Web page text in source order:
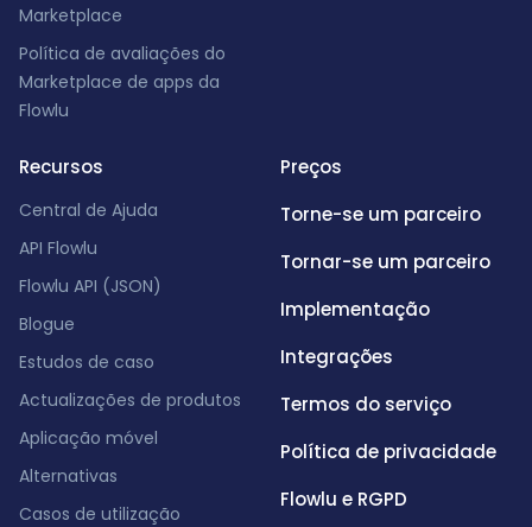
Marketplace
Política de avaliações do
Marketplace de apps da
Flowlu
Recursos
Central de Ajuda
API Flowlu
Flowlu API (JSON)
Blogue
Estudos de caso
Actualizações de produtos
Aplicação móvel
Alternativas
Casos de utilização
Preços
Torne-se um parceiro
Tornar-se um parceiro
Implementação
Integrações
Termos do serviço
Política de privacidade
Flowlu e RGPD